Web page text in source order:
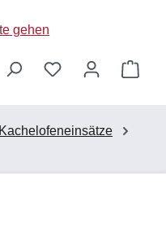
Kachelofeneinsätze